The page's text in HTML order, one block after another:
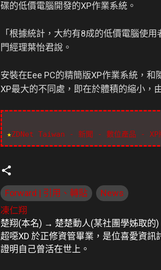
碟的低價電腦開發的XP作業系統。
「根據統計，大約有8成的低價電腦使
門經理葉怡君說。
安裝在Eee PC的精簡版XP作業系統，
XP最大的不同處，即在於體積的縮小，
★ZDNet Taiwan - 新聞 - 數位產品 - XP
Forward | 引用、轉貼
News
凍仁翔
楚翔(本名) → 楚楚動人(某社團學姊取的
超噁XD 於正修資管畢業，是位喜愛資
證明自己曾活在世上。